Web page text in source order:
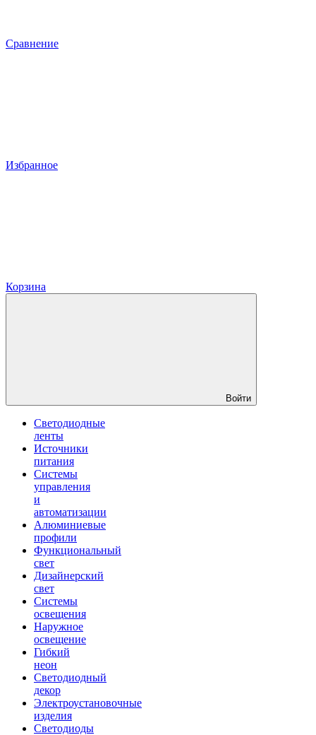
Сравнение
Избранное
Корзина
Войти
Светодиодные
ленты
Источники
питания
Системы
управления
и
автоматизации
Алюминиевые
профили
Функциональный
свет
Дизайнерский
свет
Системы
освещения
Наружное
освещение
Гибкий
неон
Светодиодный
декор
Электроустановочные
изделия
Светодиоды